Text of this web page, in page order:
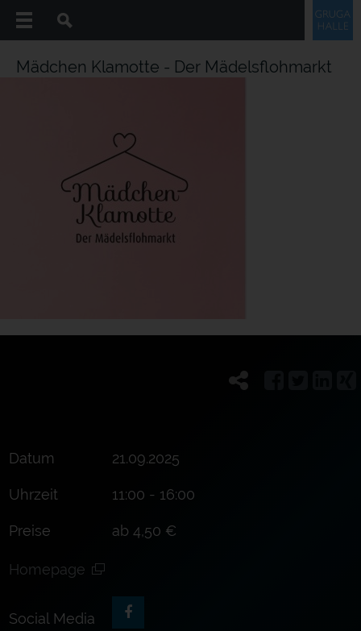
Mädchen Klamotte - Der Mädelsflohmarkt
Datum 21.09.2025
Uhrzeit 11:00 - 16:00
Preise ab 4,50 €
Homepage
Social Media